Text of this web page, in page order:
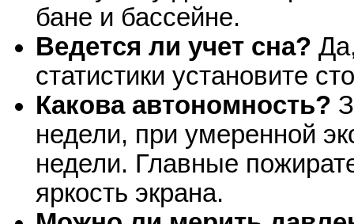
бане и бассейне.
Ведется ли учет сна?
статистики установите
Какова автономность?
недели, при умеренной
недели. Главные
яркость экрана.